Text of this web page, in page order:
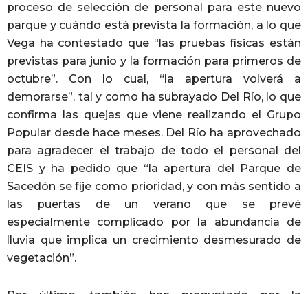
proceso de selección de personal para este nuevo
parque y cuándo está prevista la formación, a lo que
Vega ha contestado que “las pruebas físicas están
previstas para junio y la formación para primeros de
octubre”. Con lo cual, “la apertura volverá a
demorarse”, tal y como ha subrayado Del Río, lo que
confirma las quejas que viene realizando el Grupo
Popular desde hace meses. Del Río ha aprovechado
para agradecer el trabajo de todo el personal del
CEIS y ha pedido que “la apertura del Parque de
Sacedón se fije como prioridad, y con más sentido a
las puertas de un verano que se prevé
especialmente complicado por la abundancia de
lluvia que implica un crecimiento desmesurado de
vegetación”.